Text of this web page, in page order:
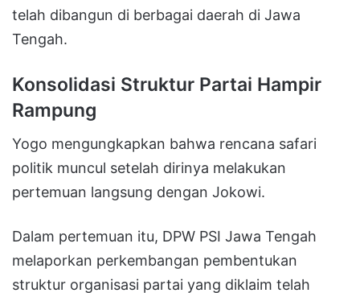
telah dibangun di berbagai daerah di Jawa
Tengah.
Konsolidasi Struktur Partai Hampir
Rampung
Yogo mengungkapkan bahwa rencana safari
politik muncul setelah dirinya melakukan
pertemuan langsung dengan Jokowi.
Dalam pertemuan itu, DPW PSI Jawa Tengah
melaporkan perkembangan pembentukan
struktur organisasi partai yang diklaim telah